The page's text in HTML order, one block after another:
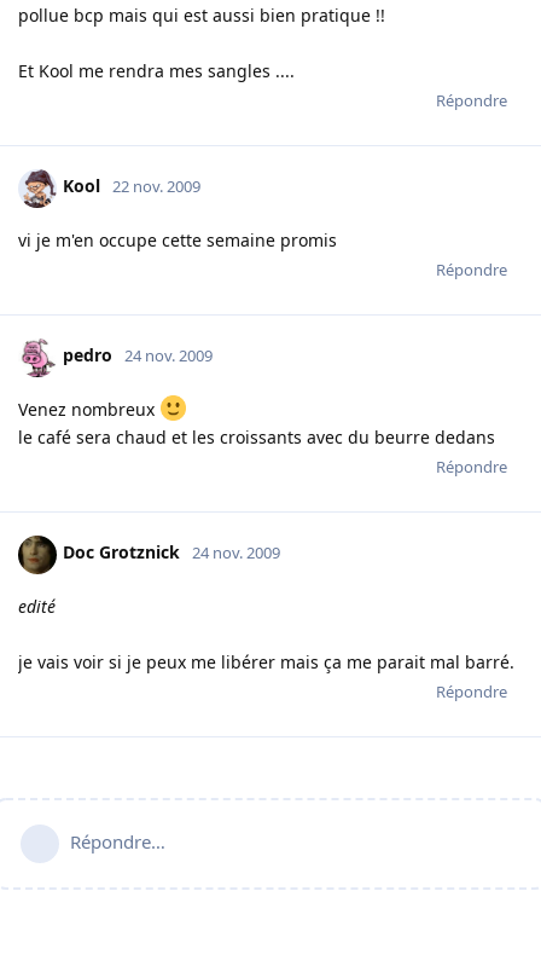
pollue bcp mais qui est aussi bien pratique !!
Et Kool me rendra mes sangles ....
Répondre
Kool 22 nov. 2009
vi je m'en occupe cette semaine promis
Répondre
pedro 24 nov. 2009
Venez nombreux
le café sera chaud et les croissants avec du beurre dedans
Répondre
Doc Grotznick 24 nov. 2009
edité
je vais voir si je peux me libérer mais ça me parait mal barré.
Répondre
Répondre…